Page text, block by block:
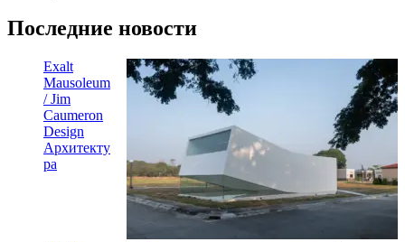
Последние новости
Exalt
Mausoleum
/ Jim
Caumeron
Design
Архитекту
ра